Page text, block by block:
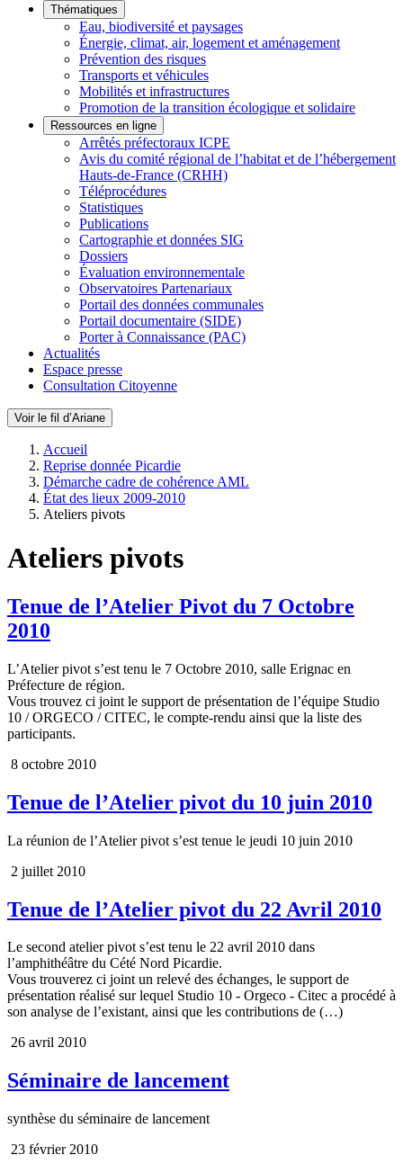
Thématiques
Eau, biodiversité et paysages
Énergie, climat, air, logement et aménagement
Prévention des risques
Transports et véhicules
Mobilités et infrastructures
Promotion de la transition écologique et solidaire
Ressources en ligne
Arrêtés préfectoraux ICPE
Avis du comité régional de l’habitat et de l’hébergement
Hauts-de-France (CRHH)
Téléprocédures
Statistiques
Publications
Cartographie et données SIG
Dossiers
Évaluation environnementale
Observatoires Partenariaux
Portail des données communales
Portail documentaire (SIDE)
Porter à Connaissance (PAC)
Actualités
Espace presse
Consultation Citoyenne
Voir le fil d’Ariane
Accueil
Reprise donnée Picardie
Démarche cadre de cohérence AML
État des lieux 2009-2010
Ateliers pivots
Ateliers pivots
Tenue de l’Atelier Pivot du 7 Octobre
2010
L’Atelier pivot s’est tenu le 7 Octobre 2010, salle Erignac en
Préfecture de région.
Vous trouvez ci joint le support de présentation de l’équipe Studio
10 / ORGECO / CITEC, le compte-rendu ainsi que la liste des
participants.
8 octobre 2010
Tenue de l‌’Atelier pivot du 10 juin 2010
La réunion de l‌’Atelier pivot s‌’est tenue le jeudi 10 juin 2010
2 juillet 2010
Tenue de l‌’Atelier pivot du 22 Avril 2010
Le second atelier pivot s‌’est tenu le 22 avril 2010 dans
l‌’amphithéâtre du Cété Nord Picardie.
Vous trouverez ci joint un relevé des échanges, le support de
présentation réalisé sur lequel Studio 10 - Orgeco - Citec a procédé à
son analyse de l‌’existant, ainsi que les contributions de (…)
26 avril 2010
Séminaire de lancement
synthèse du séminaire de lancement
23 février 2010